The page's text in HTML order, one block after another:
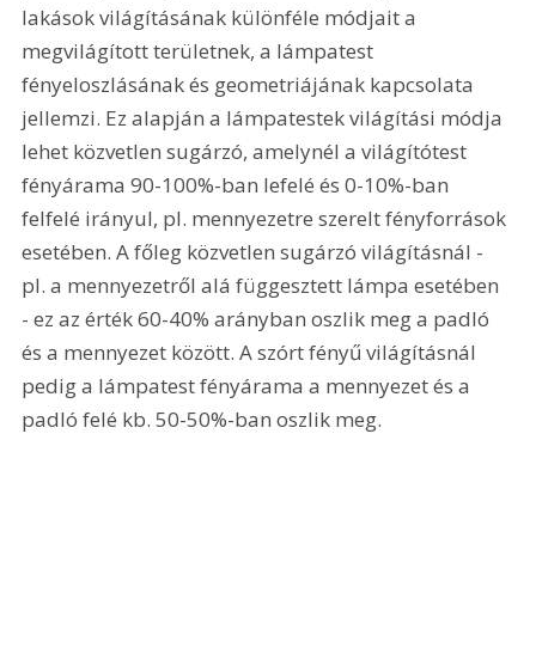
lakások világításának különféle módjait a
megvilágított területnek, a lámpatest
fényeloszlásának és geometriájának kapcsolata
jellemzi. Ez alapján a lámpatestek világítási módja
lehet közvetlen sugárzó, amelynél a világítótest
fényárama 90-100%-ban lefelé és 0-10%-ban
felfelé irányul, pl. mennyezetre szerelt fényforrások
esetében. A főleg közvetlen sugárzó világításnál -
pl. a mennyezetről alá függesztett lámpa esetében
- ez az érték 60-40% arányban oszlik meg a padló
és a mennyezet között. A szórt fényű világításnál
pedig a lámpatest fényárama a mennyezet és a
padló felé kb. 50-50%-ban oszlik meg.